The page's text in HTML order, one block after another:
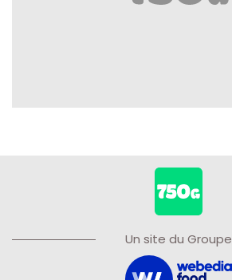
Un site du Groupe